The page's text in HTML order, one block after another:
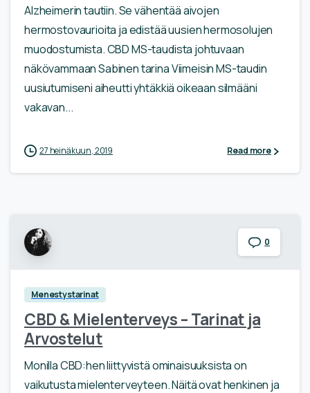
Alzheimerin tautiin. Se vähentää aivojen
hermostovaurioita ja edistää uusien hermosolujen
muodostumista. CBD MS-taudista johtuvaan
näkövammaan Sabinen tarina Viimeisin MS-taudin
uusiutumiseni aiheutti yhtäkkiä oikeaan silmääni
vakavan...
27 heinäkuun, 2019 Read more
0
Menestystarinat
CBD & Mielenterveys – Tarinat ja
Arvostelut
Monilla CBD:hen liittyvistä ominaisuuksista on
vaikutusta mielenterveyteen. Näitä ovat henkinen ja